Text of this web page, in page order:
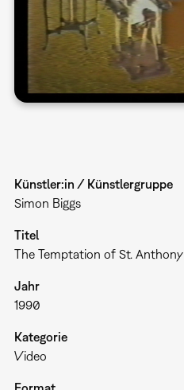
Künstler:in / Künstlergruppe
Simon Biggs
Titel
The Temptation of St. Anthony
Jahr
1990
Kategorie
Video